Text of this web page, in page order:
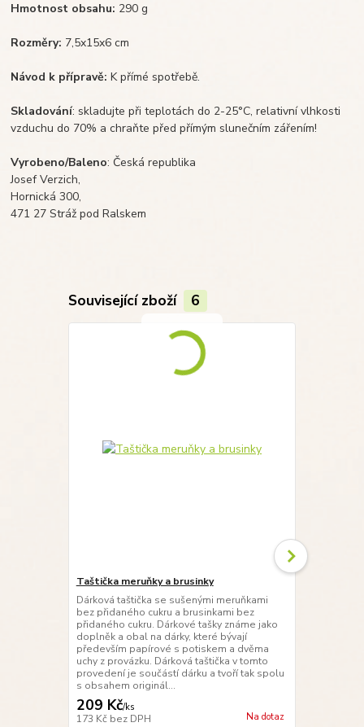
Hmotnost obsahu: 290 g
Rozměry: 7,5x15x6 cm
Návod k přípravě:K přímé spotřebě.
Skladování: skladujte při teplotách do 2-25°C, relativní vlhkosti
vzduchu do 70% a chraňte před přímým slunečním zářením!
Vyrobeno/Baleno: Česká republika
Josef Verzich,
Hornická 300,
471 27 Stráž pod Ralskem
Související zboží 6
Taštička meruňky a brusinky
Dárková taštička se sušenými meruňkami
bez přidaného cukru a brusinkami bez
přidaného cukru. Dárkové tašky známe jako
doplněk a obal na dárky, které bývají
především papírové s potiskem a dvěma
uchy z provázku. Dárková taštička v tomto
provedení je součástí dárku a tvoří tak spolu
s obsahem originál...
209 Kč/ks
173 Kč bez DPH Na dotaz